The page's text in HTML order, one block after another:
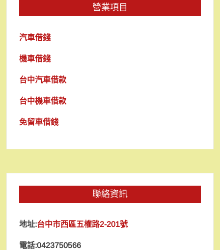
營業項目
汽車借錢
機車借錢
台中汽車借款
台中機車借款
免留車借錢
聯絡資訊
地址:台中市西區五權路2-201號
電話:0423750566